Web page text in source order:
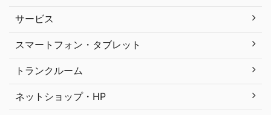
サービス
スマートフォン・タブレット
トランクルーム
ネットショップ・HP